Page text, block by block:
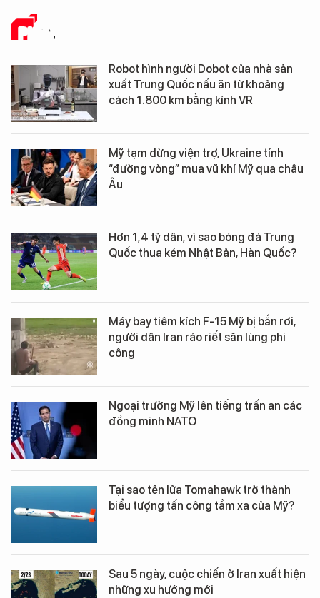
PHÂN TÍCH
Robot hình người Dobot của nhà sản
xuất Trung Quốc nấu ăn từ khoảng
cách 1.800 km bằng kính VR
Mỹ tạm dừng viện trợ, Ukraine tính
“đường vòng” mua vũ khí Mỹ qua châu
Âu
Hơn 1,4 tỷ dân, vì sao bóng đá Trung
Quốc thua kém Nhật Bản, Hàn Quốc?
Máy bay tiêm kích F-15 Mỹ bị bắn rơi,
người dân Iran ráo riết săn lùng phi
công
Ngoại trưởng Mỹ lên tiếng trấn an các
đồng minh NATO
Tại sao tên lửa Tomahawk trở thành
biểu tượng tấn công tầm xa của Mỹ?
Sau 5 ngày, cuộc chiến ở Iran xuất hiện
những xu hướng mới